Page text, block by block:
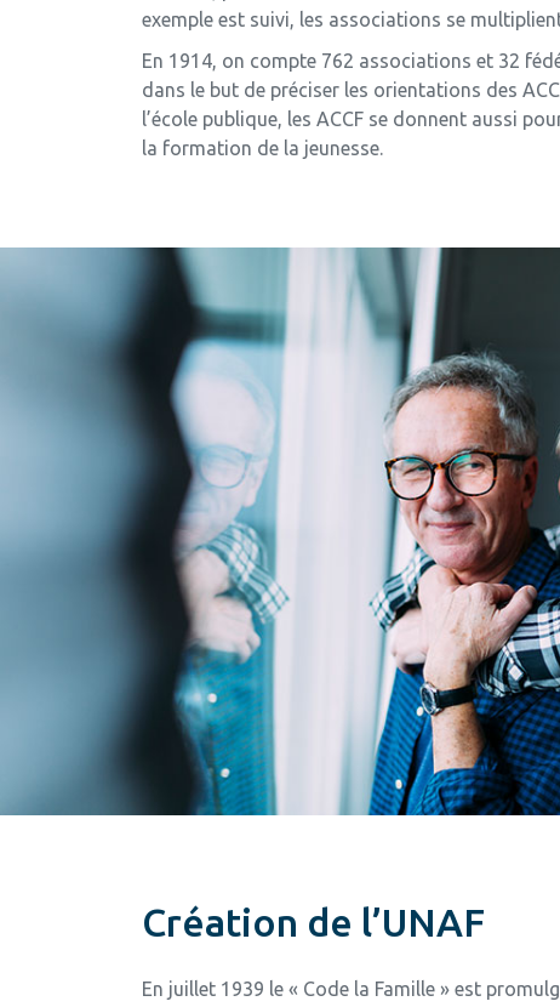
exemple est suivi, les associations se
En 1914, on compte 762 associations et 32
dans le but de préciser les orientations des
l’école publique, les ACCF se donnent aussi
la formation de la jeunesse.
Création de l’UNAF
En juillet 1939 le « Code la Famille » est